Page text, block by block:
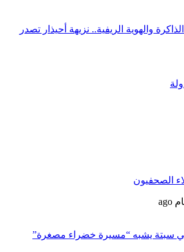
والهوية الريفية.. نزيهة أحيذار تصدر
الصحفيون
سبتة يشبه “مسيرة خضراء مصغرة”